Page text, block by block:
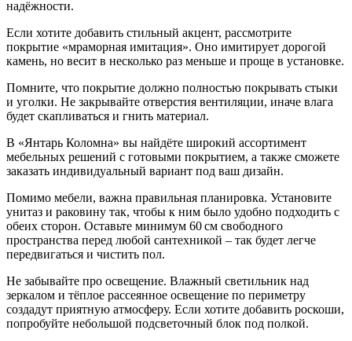
надёжности.
Если хотите добавить стильный акцент, рассмотрите
покрытие «мраморная имитация». Оно имитирует дорогой
камень, но весит в несколько раз меньше и проще в установке.
Помните, что покрытие должно полностью покрывать стыки
и уголки. Не закрывайте отверстия вентиляции, иначе влага
будет скапливаться и гнить материал.
В «Янтарь Коломна» вы найдёте широкий ассортимент
мебельных решений с готовыми покрытием, а также сможете
заказать индивидуальный вариант под ваш дизайн.
Помимо мебели, важна правильная планировка. Установите
унитаз и раковину так, чтобы к ним было удобно подходить с
обеих сторон. Оставьте минимум 60 см свободного
пространства перед любой сантехникой – так будет легче
передвигаться и чистить пол.
Не забывайте про освещение. Влажный светильник над
зеркалом и тёплое рассеянное освещение по периметру
создадут приятную атмосферу. Если хотите добавить роскоши,
попробуйте небольшой подсветочный блок под полкой.